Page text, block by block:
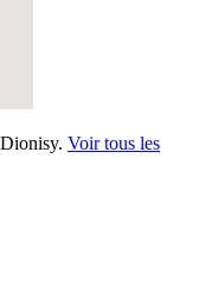
Voir tous les